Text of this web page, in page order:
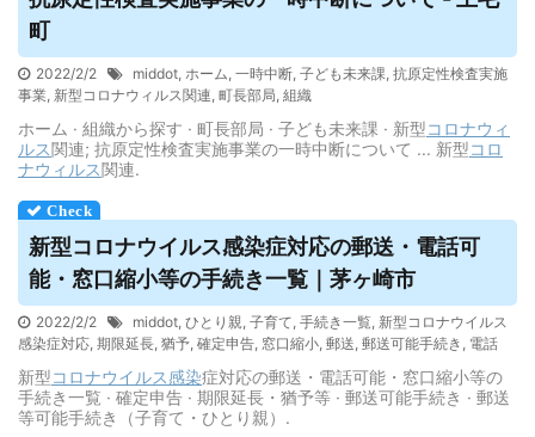
町
2022/2/2 middot, ホーム, 一時中断, 子ども未来課, 抗原定性検査実施
事業, 新型コロナウィルス関連, 町長部局, 組織
ホーム · 組織から探す · 町長部局 · 子ども未来課 · 新型コロナウィ
ルス関連; 抗原定性検査実施事業の一時中断について ... 新型コロ
ナウィルス関連.
新型コロナウイルス感染症対応の郵送・電話可
能・窓口縮小等の手続き一覧｜茅ヶ崎市
2022/2/2 middot, ひとり親, 子育て, 手続き一覧, 新型コロナウイルス
感染症対応, 期限延長, 猶予, 確定申告, 窓口縮小, 郵送, 郵送可能手続き , 電話
新型コロナウイルス感染症対応の郵送・電話可能・窓口縮小等の
手続き一覧 · 確定申告 · 期限延長・猶予等 · 郵送可能手続き · 郵送
等可能手続き（子育て・ひとり親）.